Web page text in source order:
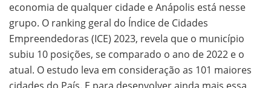
economia de qualquer cidade e Anápolis está nesse
grupo. O ranking geral do Índice de Cidades
Empreendedoras (ICE) 2023, revela que o município
subiu 10 posições, se comparado o ano de 2022 e o
atual. O estudo leva em consideração as 101 maiores